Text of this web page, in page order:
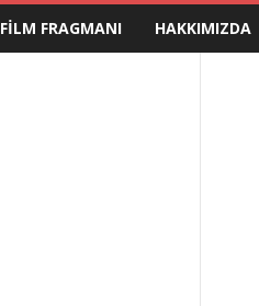
FILM FRAGMANI HAKKIMIZDA